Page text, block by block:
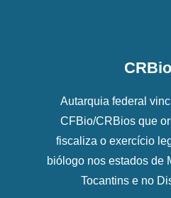
Autarquia federal
CFBio/CRBios que
fiscaliza o exercício
biólogo nos estados de
Tocantins e no